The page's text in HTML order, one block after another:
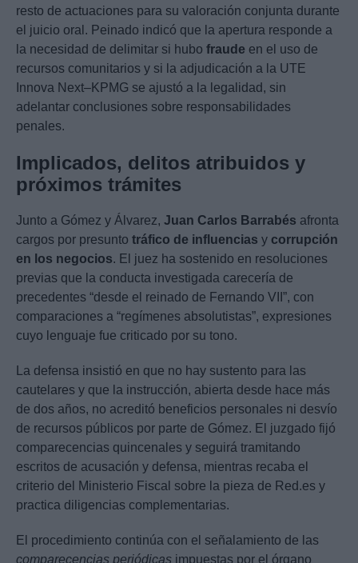
resto de actuaciones para su valoración conjunta durante
el juicio oral. Peinado indicó que la apertura responde a
la necesidad de delimitar si hubo fraude en el uso de
recursos comunitarios y si la adjudicación a la UTE
Innova Next–KPMG se ajustó a la legalidad, sin
adelantar conclusiones sobre responsabilidades
penales.
Implicados, delitos atribuidos y
próximos trámites
Junto a Gómez y Álvarez, Juan Carlos Barrabés afronta
cargos por presunto tráfico de influencias y corrupción
en los negocios. El juez ha sostenido en resoluciones
previas que la conducta investigada carecería de
precedentes “desde el reinado de Fernando VII”, con
comparaciones a “regímenes absolutistas”, expresiones
cuyo lenguaje fue criticado por su tono.
La defensa insistió en que no hay sustento para las
cautelares y que la instrucción, abierta desde hace más
de dos años, no acreditó beneficios personales ni desvío
de recursos públicos por parte de Gómez. El juzgado fijó
comparecencias quincenales y seguirá tramitando
escritos de acusación y defensa, mientras recaba el
criterio del Ministerio Fiscal sobre la pieza de Red.es y
practica diligencias complementarias.
El procedimiento continúa con el señalamiento de las
comparecencias periódicas impuestas por el órgano